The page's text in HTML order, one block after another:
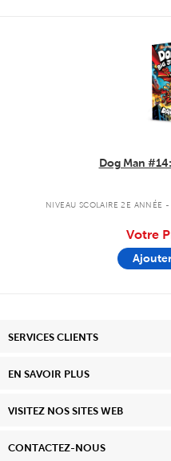
Dog Man
NIVEAU SCOLAIRE 2E ANNÉE
Votre
SERVICES CLIENTS
EN SAVOIR PLUS
VISITEZ NOS SITES WEB
CONTACTEZ-NOUS